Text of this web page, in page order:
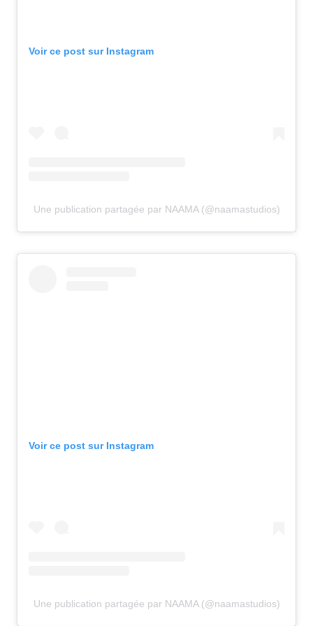
Voir ce post sur Instagram
Une publication partagée par NAAMA (@naamastudios)
Voir ce post sur Instagram
Une publication partagée par NAAMA (@naamastudios)